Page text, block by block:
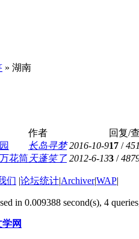
» 湖南
作者
回复/
长岛寻梦 2016-10-917 /
花筒天蓬笑了 2012-6-133 /
们 |论坛统计|Archiver|WAP|
in 0.009388 second(s), 4
网